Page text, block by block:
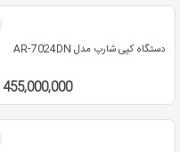
دستگاه کپی شارپ مدل AR-7024DN
455,000,000